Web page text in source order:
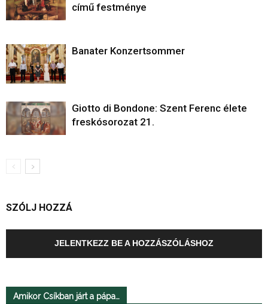
című festménye
Banater Konzertsommer
Giotto di Bondone: Szent Ferenc élete
freskósorozat 21.
SZÓLJ HOZZÁ
JELENTKEZZ BE A HOZZÁSZÓLÁSHOZ
Amikor Csíkban járt a pápa…